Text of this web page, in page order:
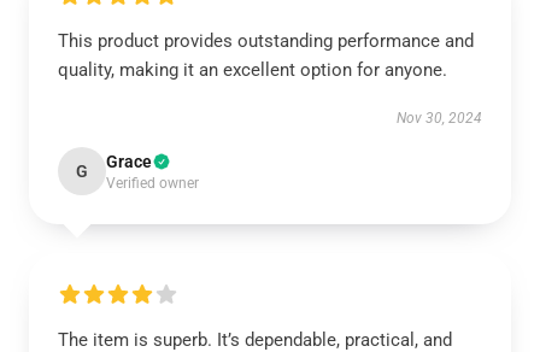
This product provides outstanding performance and
quality, making it an excellent option for anyone.
Nov 30, 2024
G Grace
Verified owner
The item is superb. It’s dependable, practical, and